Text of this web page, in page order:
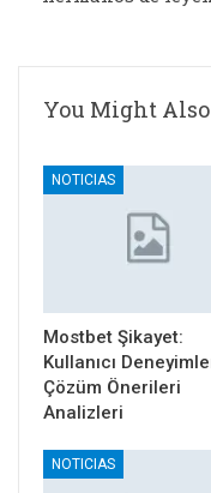
You Might
NOTICIAS
Mostbet Şikayet:
Kullanıcı
Çözüm Önerileri
Analizleri
NOTICIAS